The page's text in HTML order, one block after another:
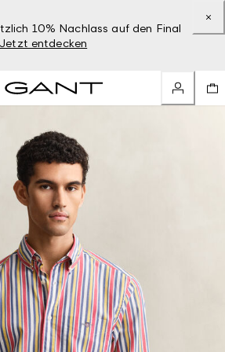
10% Nachlass auf den Final
Jetzt entdecken